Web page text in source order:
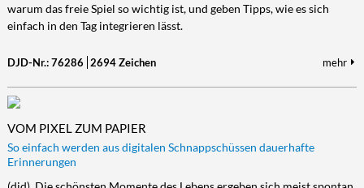
warum das freie Spiel so wichtig ist, und geben Tipps, wie es sich
einfach in den Tag integrieren lässt.
DJD-Nr.: 76286 2694 Zeichen mehr
VOM PIXEL ZUM PAPIER
So einfach werden aus digitalen Schnappschüssen dauerhafte
Erinnerungen